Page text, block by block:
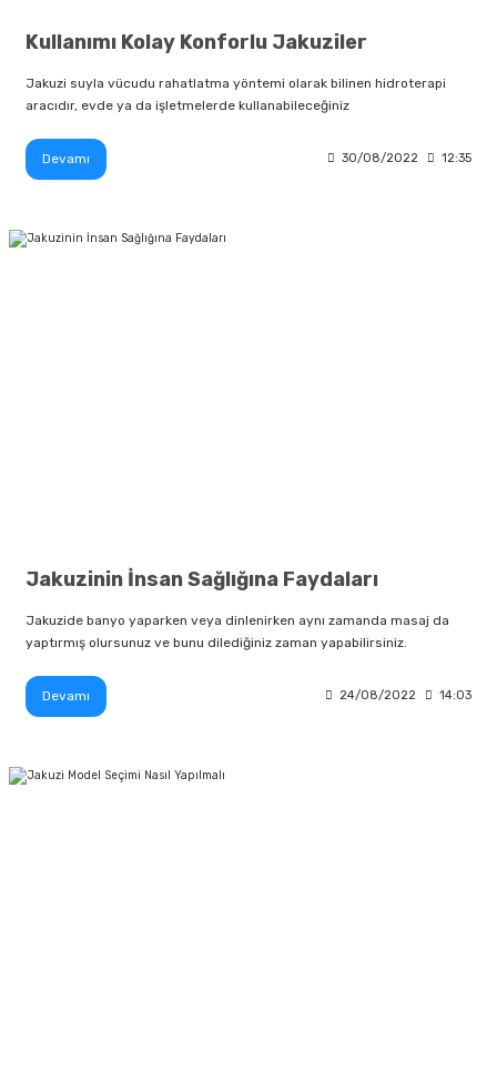
Kullanımı Kolay Konforlu Jakuziler
Jakuzi suyla vücudu rahatlatma yöntemi olarak bilinen hidroterapi
aracıdır, evde ya da işletmelerde kullanabileceğiniz
Devamı 30/08/2022 12:35
Jakuzinin İnsan Sağlığına Faydaları
Jakuzide banyo yaparken veya dinlenirken aynı zamanda masaj da
yaptırmış olursunuz ve bunu dilediğiniz zaman yapabilirsiniz.
Devamı 24/08/2022 14:03